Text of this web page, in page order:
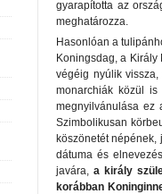
gyarapította az
meghatározza.
Hasonlóan a
Koningsdag, a
végéig nyúlik
monarchiák közül is
megnyilvánulása ez
Szimbolikusan
köszönetét
dátuma és
javára, a király
korábban